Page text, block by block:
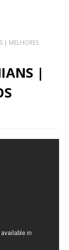
| MELHORES
|